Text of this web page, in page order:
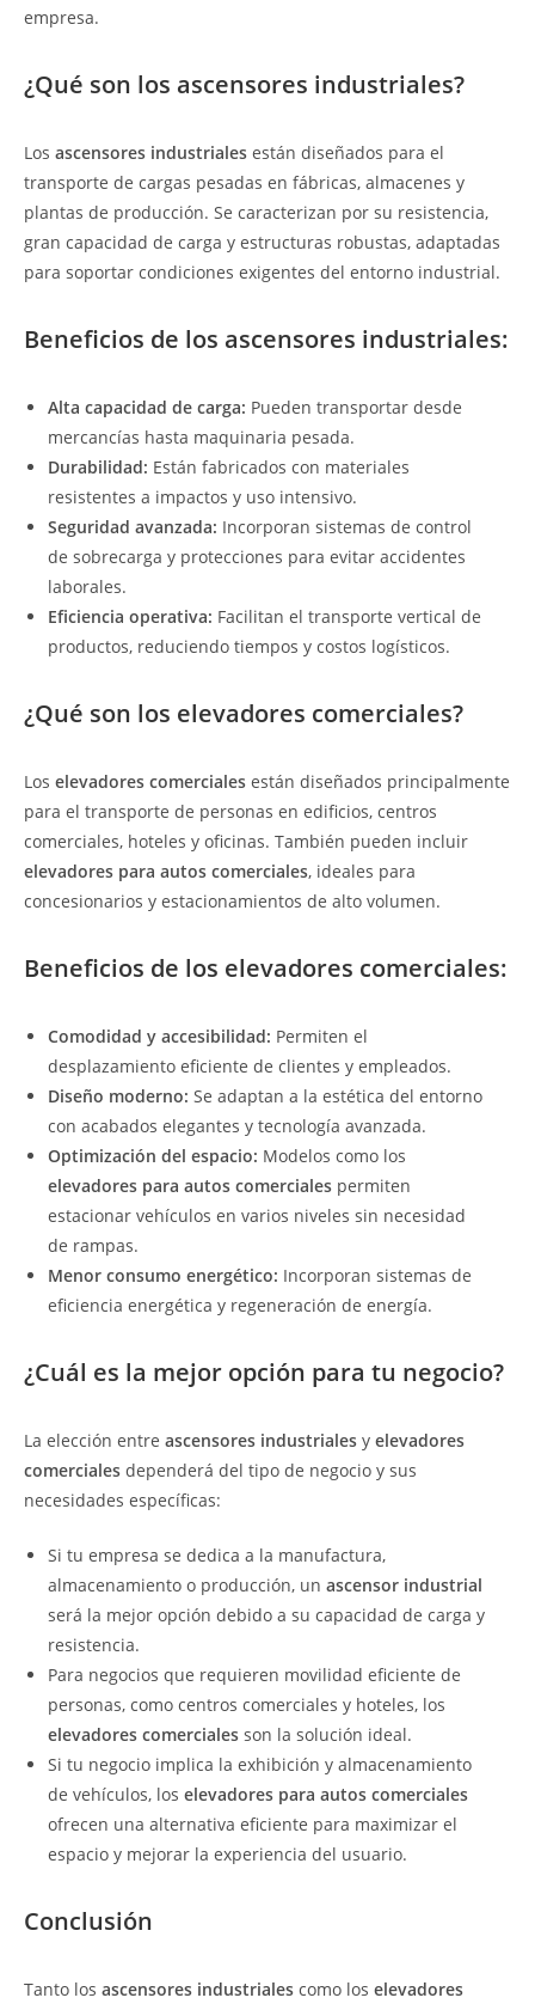
empresa.
¿Qué son los ascensores industriales?
Los ascensores industriales están diseñados para el
transporte de cargas pesadas en fábricas, almacenes y
plantas de producción. Se caracterizan por su resistencia,
gran capacidad de carga y estructuras robustas, adaptadas
para soportar condiciones exigentes del entorno industrial.
Beneficios de los ascensores industriales:
Alta capacidad de carga: Pueden transportar desde
mercancías hasta maquinaria pesada.
Durabilidad: Están fabricados con materiales
resistentes a impactos y uso intensivo.
Seguridad avanzada: Incorporan sistemas de control
de sobrecarga y protecciones para evitar accidentes
laborales.
Eficiencia operativa: Facilitan el transporte vertical de
productos, reduciendo tiempos y costos logísticos.
¿Qué son los elevadores comerciales?
Los elevadores comerciales están diseñados principalmente
para el transporte de personas en edificios, centros
comerciales, hoteles y oficinas. También pueden incluir
elevadores para autos comerciales, ideales para
concesionarios y estacionamientos de alto volumen.
Beneficios de los elevadores comerciales:
Comodidad y accesibilidad: Permiten el
desplazamiento eficiente de clientes y empleados.
Diseño moderno: Se adaptan a la estética del entorno
con acabados elegantes y tecnología avanzada.
Optimización del espacio: Modelos como los
elevadores para autos comerciales permiten
estacionar vehículos en varios niveles sin necesidad
de rampas.
Menor consumo energético: Incorporan sistemas de
eficiencia energética y regeneración de energía.
¿Cuál es la mejor opción para tu negocio?
La elección entre ascensores industriales y elevadores
comerciales dependerá del tipo de negocio y sus
necesidades específicas:
Si tu empresa se dedica a la manufactura,
almacenamiento o producción, un ascensor industrial
será la mejor opción debido a su capacidad de carga y
resistencia.
Para negocios que requieren movilidad eficiente de
personas, como centros comerciales y hoteles, los
elevadores comerciales son la solución ideal.
Si tu negocio implica la exhibición y almacenamiento
de vehículos, los elevadores para autos comerciales
ofrecen una alternativa eficiente para maximizar el
espacio y mejorar la experiencia del usuario.
Conclusión
Tanto los ascensores industriales como los elevadores